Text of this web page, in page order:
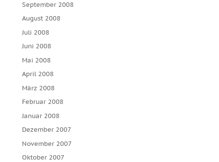
September 2008
August 2008
Juli 2008
Juni 2008
Mai 2008
April 2008
März 2008
Februar 2008
Januar 2008
Dezember 2007
November 2007
Oktober 2007